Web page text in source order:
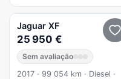
Jaguar XF
25 950 €
Sem avaliação
2017 · 99 054 km · Diesel ·